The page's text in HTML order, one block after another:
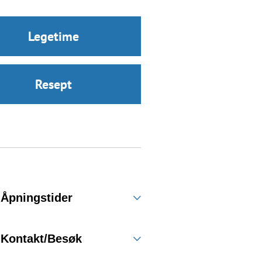
Legetime
Resept
Åpningstider
Kontakt/Besøk